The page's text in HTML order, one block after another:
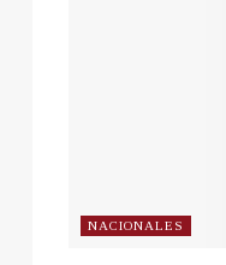
NACIONALES